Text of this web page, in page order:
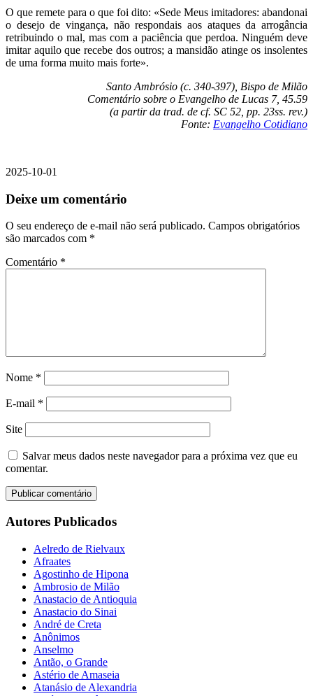
O que remete para o que foi dito: «Sede Meus imitadores: abandonai
o desejo de vingança, não respondais aos ataques da arrogância
retribuindo o mal, mas com a paciência que perdoa. Ninguém deve
imitar aquilo que recebe dos outros; a mansidão atinge os insolentes
de uma forma muito mais forte».
Santo Ambrósio (c. 340-397), Bispo de Milão
Comentário sobre o Evangelho de Lucas 7, 45.59
(a partir da trad. de cf. SC 52, pp. 23ss. rev.)
Fonte: Evangelho Cotidiano
2025-10-01
Deixe um comentário
O seu endereço de e-mail não será publicado. Campos obrigatórios
são marcados com *
Comentário *
Nome *
E-mail *
Site
Salvar meus dados neste navegador para a próxima vez que eu
comentar.
Autores Publicados
Aelredo de Rielvaux
Afraates
Agostinho de Hipona
Ambrosio de Milão
Anastacio de Antioquia
Anastacio do Sinai
André de Creta
Anônimos
Anselmo
Antão, o Grande
Astério de Amaseia
Atanásio de Alexandria